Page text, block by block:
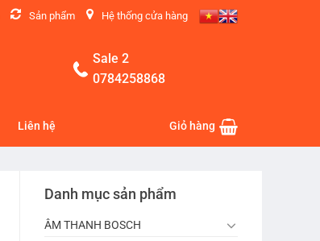
Sản phẩm Hệ thống cửa hàng
Sale 2
0784258868
Liên hệ Giỏ hàng
Danh mục sản phẩm
ÂM THANH BOSCH